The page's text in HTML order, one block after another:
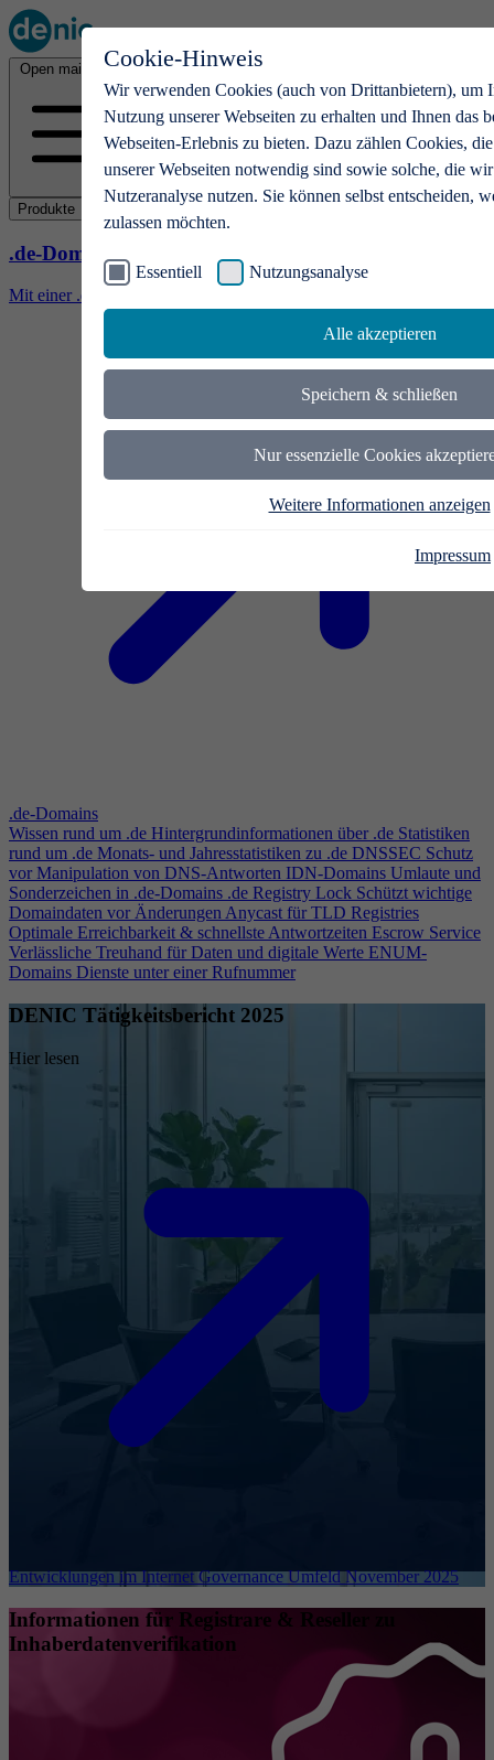
Cookie-Hinweis
Wir verwenden Cookies (auch von Drittanbietern), um
Nutzung unserer Webseiten zu erhalten und Ihnen das
Webseiten-Erlebnis zu bieten. Dazu zählen Cookies,
unserer Webseiten notwendig sind sowie solche, die
Nutzeranalyse nutzen. Sie können selbst entscheiden,
zulassen möchten.
Essentiell Nutzungsanalyse
Alle akzeptieren
Speichern & schließen
Nur essenzielle Cookies
Weitere Informationen anzeigen
Impressum
Open main menu
Produkte
.de-Domains
Mit einer .de-Domain erhalten Ideen eine Bühne
.de-Domains
Wissen rund um .de Hintergrundinformationen über .de Statistiken
rund um .de Monats- und Jahresstatistiken zu .de DNSSEC Schutz
vor Manipulation von DNS-Antworten IDN-Domains Umlaute und
Sonderzeichen in .de-Domains .de Registry Lock Schützt wichtige
Domaindaten vor ÄnderungenAnycast für TLD Registries
Optimale Erreichbarkeit & schnellste Antwortzeiten Escrow Service
Verlässliche Treuhand für Daten und digitale Werte ENUM-
Domains Dienste unter einer Rufnummer
DENIC Tätigkeitsbericht 2025
Hier lesen
Entwicklungen im Internet Governance Umfeld November 2025
Informationen für Registrare & Reseller zu
Inhaberdatenverifikation